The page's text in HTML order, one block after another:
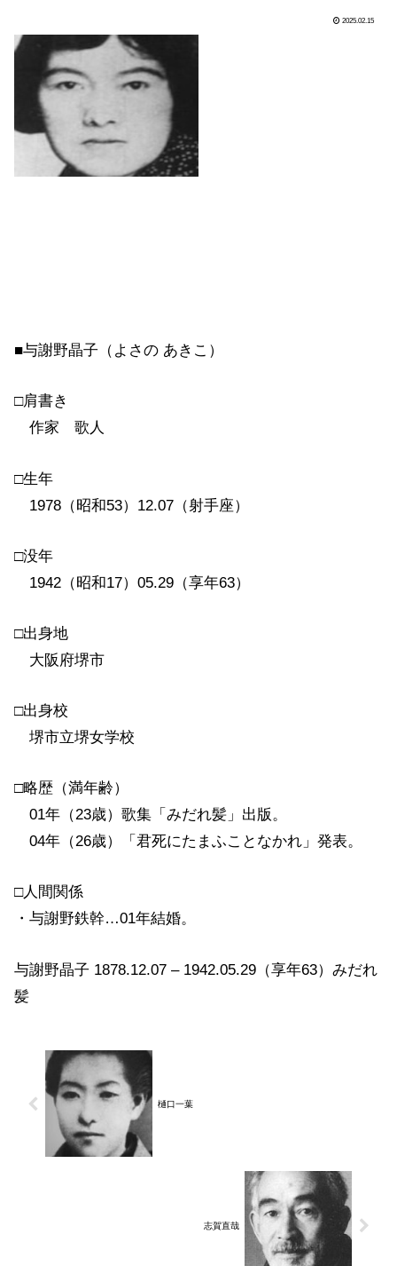
2025.02.15
■与謝野晶子（よさの あきこ）
□肩書き
作家 歌人
□生年
1978（昭和53）12.07（射手座）
□没年
1942（昭和17）05.29（享年63）
□出身地
大阪府堺市
□出身校
堺市立堺女学校
□略歴（満年齢）
01年（23歳）歌集「みだれ髪」出版。
04年（26歳）「君死にたまふことなかれ」発表。
□人間関係
・与謝野鉄幹…01年結婚。
与謝野晶子 1878.12.07 – 1942.05.29（享年63）みだれ
髪
樋口一葉
志賀直哉